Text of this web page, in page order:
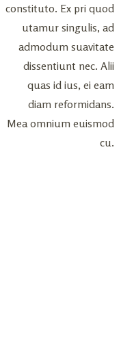
constituto. Ex pri quod
utamur singulis, ad
admodum suavitate
dissentiunt nec. Alii
quas id ius, ei eam
diam reformidans.
Mea omnium euismod
cu.